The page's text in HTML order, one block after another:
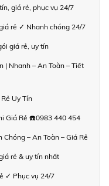
giá rẻ, phục vụ 24/7
rẻ ✓ Nhanh chóng 24/7
giá rẻ, uy tín
| Nhanh – An Toàn – Tiết
Uy Tín
Giá Rẻ ☎️0983 440 454
– An Toàn – Giá Rẻ
rẻ & uy tín nhất
✓ Phục vụ 24/7